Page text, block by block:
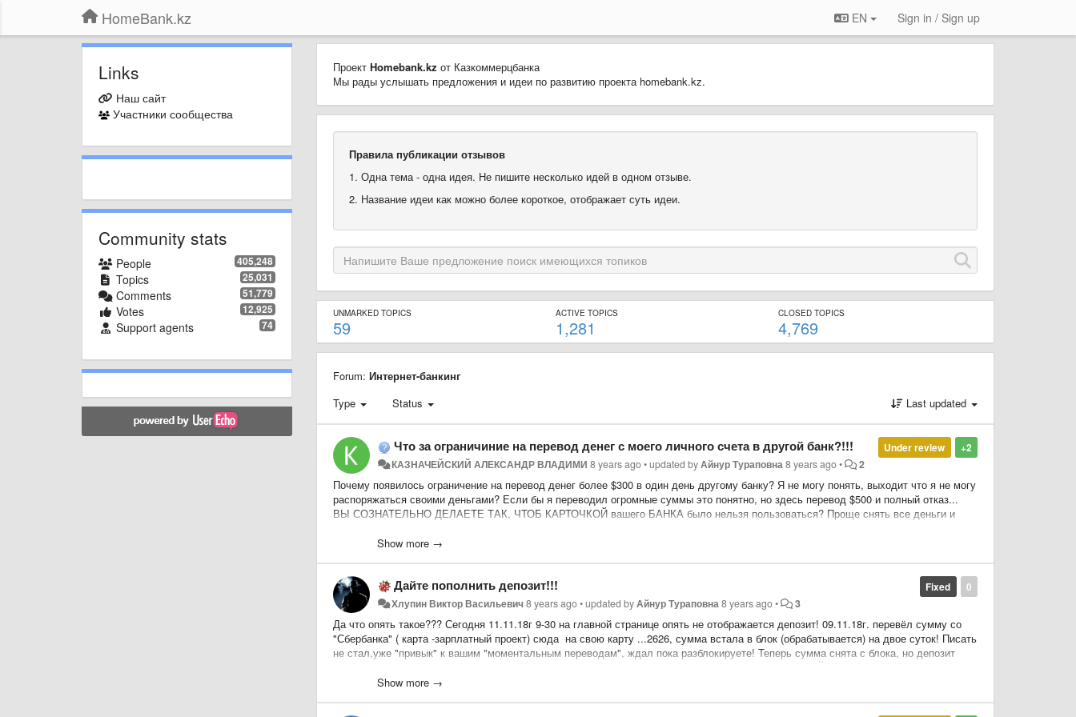
HomeBank.kz EN Sign in / Sign up
Links
Наш сайт
Участники сообщества
Community stats
405,248
People
25,031
Topics
51,779
Comments
12,925
Votes
74
Support agents
ПроектHomebank.kz от Казкоммерцбанка
Мы рады услышать предложения и идеи по развитию проекта homebank.kz.
Правила публикации отзывов
1. Одна тема - одна идея. Не пишите несколько идей в одном отзыве.
2. Название идеи как можно более короткое, отображает суть идеи.
UNMARKED TOPICS
59
ACTIVE TOPICS
1,281
CLOSED TOPICS
4,769
Forum: Интернет-банкинг
Type
Status Last updated
+2
Under review
Что за ограничиние на перевод денег с моего личного счета в другой банк?!!!
КАЗНАЧЕЙСКИЙ АЛЕКСАНДР ВЛАДИМИ 8 years ago•updated byАйнур Тураповна8 years ago• 2
Почему появилось ограничение на перевод денег более $300 в один день другому банку? Я не могу понять, выходит что я не могу
распоряжаться своими деньгами? Если бы я переводил огромные суммы это понятно, но здесь перевод $500 и полный отказ...
ВЫ СОЗНАТЕЛЬНО ДЕЛАЕТЕ ТАК, ЧТОБ КАРТОЧКОЙ вашего БАНКА было нельзя пользоваться? Проще снять все деньги и
Show more →
0
Fixed
Дайте пополнить депозит!!!
Хлупин Виктор Васильевич 8 years ago•updated byАйнур Тураповна8 years ago• 3
Да что опять такое??? Сегодня 11.11.18г 9-30 на главной странице опять не отображается депозит! 09.11.18г. перевёл сумму со
"Сбербанка" ( карта -зарплатный проект) сюда на свою карту ...2626, сумма встала в блок (обрабатывается) на двое суток! Писать
не стал,уже "привык" к вашим "моментальным переводам", ждал пока разблокируете! Теперь сумма снята с блока, но депозит
ДАЙТЕ СЕГОДНЯ ПОПОЛНИТЬ
ДЕПОЗИТ!!!Show more →